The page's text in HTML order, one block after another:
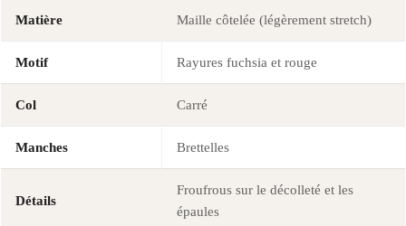
Matière Maille côtelée (légèrement stretch)
Motif Rayures fuchsia et rouge
Col Carré
Manches Brettelles
Détails
Froufrous sur le décolleté et les
épaules